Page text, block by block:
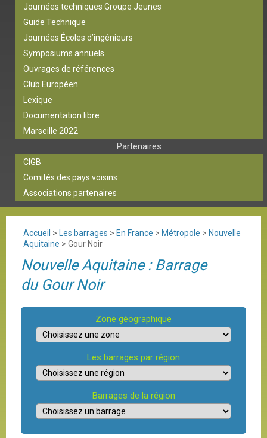
Journées techniques Groupe Jeunes
Guide Technique
Journées Écoles d’ingénieurs
Symposiums annuels
Ouvrages de références
Club Européen
Lexique
Documentation libre
Marseille 2022
Partenaires
CIGB
Comités des pays voisins
Associations partenaires
Accueil > Les barrages > En France > Métropole > Nouvelle
Aquitaine > Gour Noir
Nouvelle Aquitaine : Barrage
du Gour Noir
Zone géographique
Les barrages par région
Barrages de la région